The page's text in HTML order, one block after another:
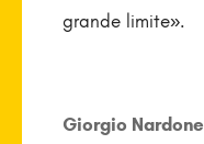
grande limite».
Giorgio Nardone